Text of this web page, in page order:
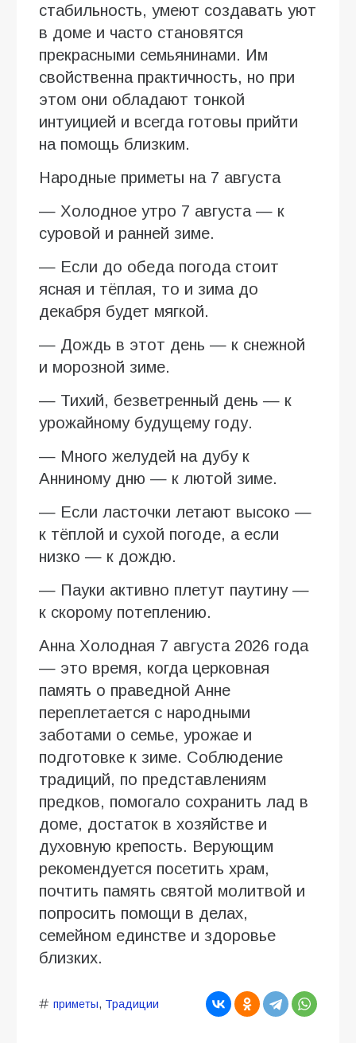
стабильность, умеют создавать уют
в доме и часто становятся
прекрасными семьянинами. Им
свойственна практичность, но при
этом они обладают тонкой
интуицией и всегда готовы прийти
на помощь близким.
Народные приметы на 7 августа
— Холодное утро 7 августа — к
суровой и ранней зиме.
— Если до обеда погода стоит
ясная и тёплая, то и зима до
декабря будет мягкой.
— Дождь в этот день — к снежной
и морозной зиме.
— Тихий, безветренный день — к
урожайному будущему году.
— Много желудей на дубу к
Анниному дню — к лютой зиме.
— Если ласточки летают высоко —
к тёплой и сухой погоде, а если
низко — к дождю.
— Пауки активно плетут паутину —
к скорому потеплению.
Анна Холодная 7 августа 2026 года
— это время, когда церковная
память о праведной Анне
переплетается с народными
заботами о семье, урожае и
подготовке к зиме. Соблюдение
традиций, по представлениям
предков, помогало сохранить лад в
доме, достаток в хозяйстве и
духовную крепость. Верующим
рекомендуется посетить храм,
почтить память святой молитвой и
попросить помощи в делах,
семейном единстве и здоровье
близких.
приметы, Традиции